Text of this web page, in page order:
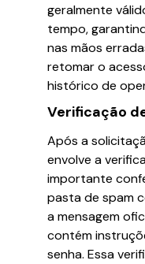
geralmente
tempo,
nas mãos
retomar o
histórico de
Verificação
Após a
envolve a
importante
pasta de spam
a mensagem
contém
senha. Essa